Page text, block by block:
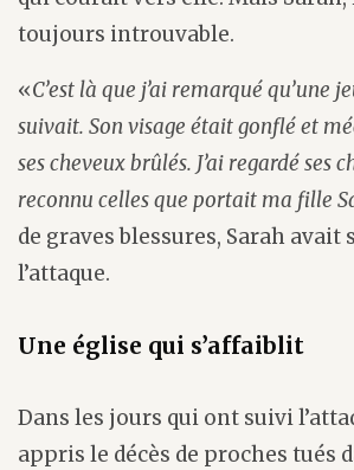
toujours introuvable.
«C’est là que j’ai remarqué qu’une
suivait. Son visage était gonflé et
ses cheveux brûlés. J’ai regardé ses
reconnu celles que portait ma fille
de graves blessures, Sarah avait
l’attaque.
Une église qui s’affaiblit
Dans les jours qui ont suivi
appris le décès de proches tués